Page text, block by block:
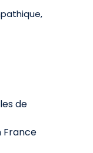
de
France